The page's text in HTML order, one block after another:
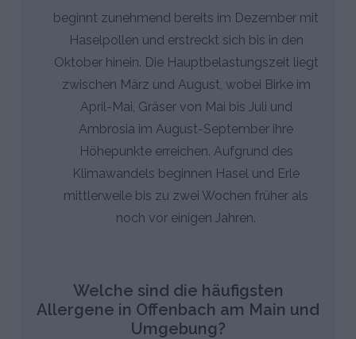
beginnt zunehmend bereits im Dezember mit
Haselpollen und erstreckt sich bis in den
Oktober hinein. Die Hauptbelastungszeit liegt
zwischen März und August, wobei Birke im
April-Mai, Gräser von Mai bis Juli und
Ambrosia im August-September ihre
Höhepunkte erreichen. Aufgrund des
Klimawandels beginnen Hasel und Erle
mittlerweile bis zu zwei Wochen früher als
noch vor einigen Jahren.
Welche sind die häufigsten
Allergene in Offenbach am Main und
Umgebung?